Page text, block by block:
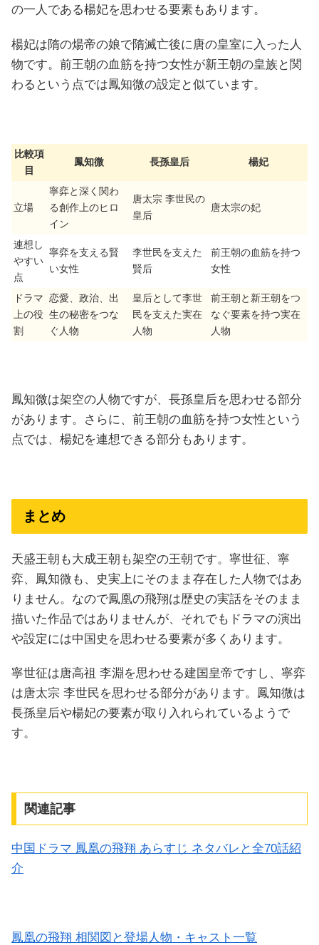
の一人である楊妃を思わせる要素もあります。
楊妃は隋の煬帝の娘で隋滅亡後に唐の皇室に入った人
物です。前王朝の血筋を持つ女性が新王朝の皇族と関
わるという点では鳳知微の設定と似ています。
比較項
目
鳳知微 長孫皇后 楊妃
立場
寧弈と深く関わ
る創作上のヒロ
イン
唐太宗 李世民の
皇后
唐太宗の妃
連想し
やすい
点
寧弈を支える賢
い女性
李世民を支えた
賢后
前王朝の血筋を持つ
女性
ドラマ
上の役
割
恋愛、政治、出
生の秘密をつな
ぐ人物
皇后として李世
民を支えた実在
人物
前王朝と新王朝をつ
なぐ要素を持つ実在
人物
鳳知微は架空の人物ですが、長孫皇后を思わせる部分
があります。さらに、前王朝の血筋を持つ女性という
点では、楊妃を連想できる部分もあります。
まとめ
天盛王朝も大成王朝も架空の王朝です。寧世征、寧
弈、鳳知微も、史実上にそのまま存在した人物ではあ
りません。なので鳳凰の飛翔は歴史の実話をそのまま
描いた作品ではありませんが、それでもドラマの演出
や設定には中国史を思わせる要素が多くあります。
寧世征は唐高祖 李淵を思わせる建国皇帝ですし、寧弈
は唐太宗 李世民を思わせる部分があります。鳳知微は
長孫皇后や楊妃の要素が取り入れられているようで
す。
関連記事
中国ドラマ 鳳凰の飛翔 あらすじ ネタバレと全70話紹
介
鳳凰の飛翔 相関図と登場人物・キャスト一覧